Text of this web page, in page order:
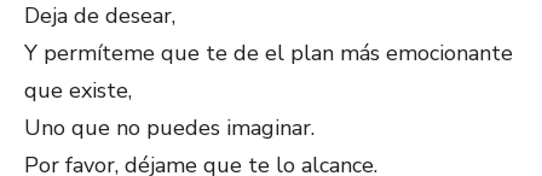
Deja de desear,
Y permíteme que te de el plan más emocionante
que existe,
Uno que no puedes imaginar.
Por favor, déjame que te lo alcance.